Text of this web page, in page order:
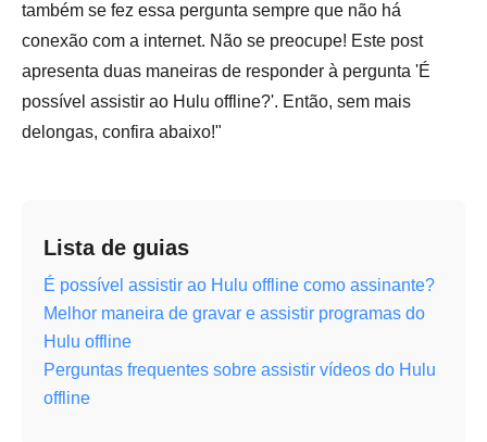
também se fez essa pergunta sempre que não há
conexão com a internet. Não se preocupe! Este post
apresenta duas maneiras de responder à pergunta 'É
possível assistir ao Hulu offline?'. Então, sem mais
delongas, confira abaixo!"
Lista de guias
É possível assistir ao Hulu offline como assinante?
Melhor maneira de gravar e assistir programas do
Hulu offline
Perguntas frequentes sobre assistir vídeos do Hulu
offline